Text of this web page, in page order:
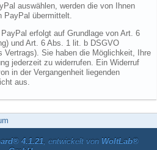
auswählen, werden die von Ihnen
PayPal übermittelt.
erfolgt auf Grundlage von Art. 6
und Art. 6 Abs. 1 lit. b DSGVO
Vertrags). Sie haben die Möglichkeit, Ihre
jederzeit zu widerrufen. Ein Widerruf
in der Vergangenheit liegenden
aus.
4.1.21, entwickelt von WoltLab®